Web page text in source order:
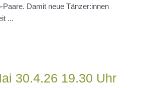
Paare. Damit neue Tänzer:innen
...
30.4.26 19.30 Uhr